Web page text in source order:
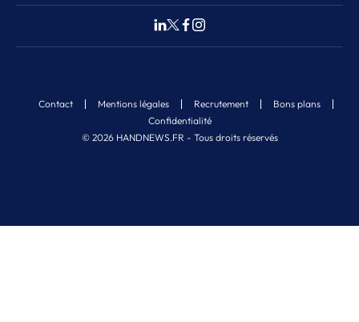
© 2026 HANDNEWS.FR - Tous droits réservés
Contact Mentions légales Recrutement
Bons plans
Confidentialité